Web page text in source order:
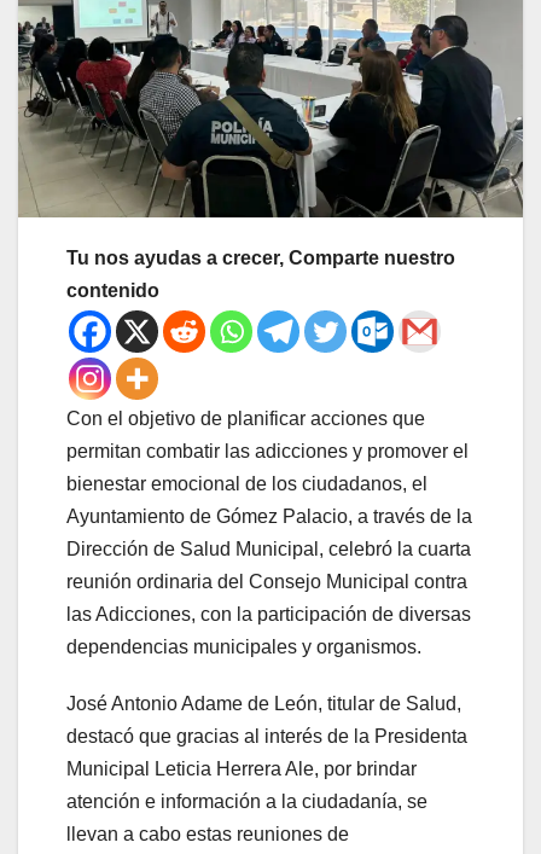
Tu nos ayudas a crecer, Comparte nuestro
contenido
Con el objetivo de planificar acciones que
permitan combatir las adicciones y promover el
bienestar emocional de los ciudadanos, el
Ayuntamiento de Gómez Palacio, a través de la
Dirección de Salud Municipal, celebró la cuarta
reunión ordinaria del Consejo Municipal contra
las Adicciones, con la participación de diversas
dependencias municipales y organismos.
José Antonio Adame de León, titular de Salud,
destacó que gracias al interés de la Presidenta
Municipal Leticia Herrera Ale, por brindar
atención e información a la ciudadanía, se
llevan a cabo estas reuniones de